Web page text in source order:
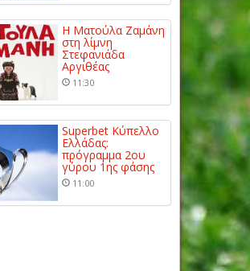
Η Ματούλα Ζαμάνη
στη λίμνη
Στεφανιάδα
Αργιθέας
11:30
Superbet Κύπελλο
Ελλάδας:
πρόγραμμα 2ου
γύρου 1ης φάσης
11:00